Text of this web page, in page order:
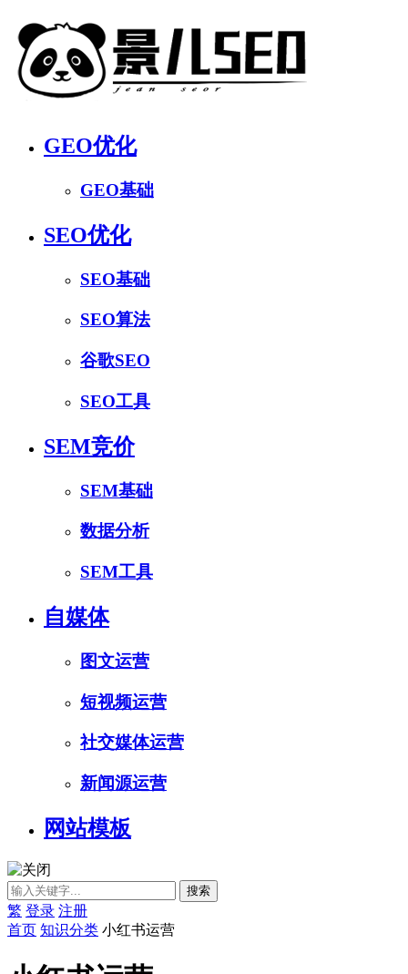
GEO优化
GEO基础
SEO优化
SEO基础
SEO算法
谷歌SEO
SEO工具
SEM竞价
SEM基础
数据分析
SEM工具
自媒体
图文运营
短视频运营
社交媒体运营
新闻源运营
网站模板
繁 登录 注册
首页 知识分类 小红书运营